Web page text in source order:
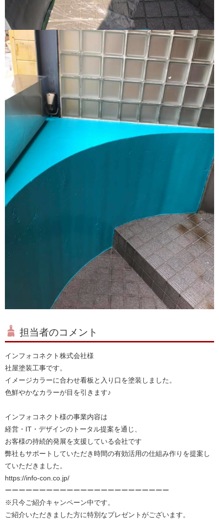
担当者のコメント
インフォコネクト株式会社様
社屋塗装工事です。
イメージカラーに合わせ看板と入り口を塗装しました。
色鮮やかなカラーが目を引きます♪
インフォコネクト様の事業内容は
経営・IT・デザインのトータル提案を通じ、
お客様の持続的発展を支援している会社です
弊社もサポートしていただき時間の有効活用の仕組み作りを提案し
ていただきました。
https://info-con.co.jp/
ーーーーーーーーーーーーーーーーーーーーーーーー
※只今ご紹介キャンペーン中です。
ご紹介いただきました方に特別なプレゼントがございます。